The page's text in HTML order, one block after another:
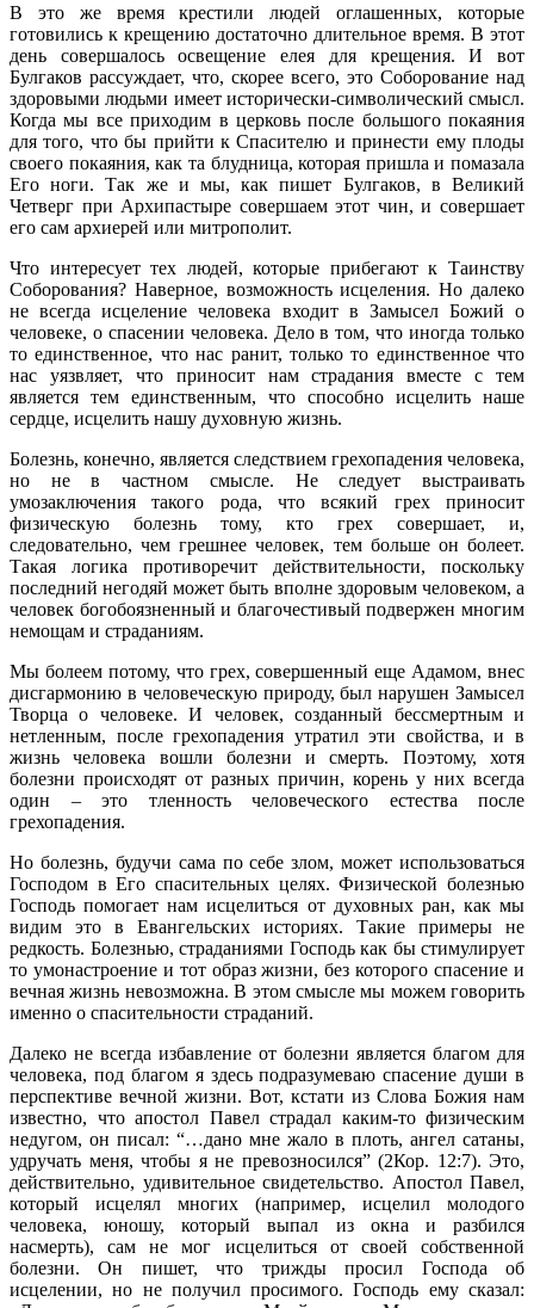
В это же время крестили людей оглашенных, которые
готовились к крещению достаточно длительное время. В этот
день совершалось освещение елея для крещения. И вот
Булгаков рассуждает, что, скорее всего, это Соборование над
здоровыми людьми имеет исторически-символический смысл.
Когда мы все приходим в церковь после большого покаяния
для того, что бы прийти к Спасителю и принести ему плоды
своего покаяния, как та блудница, которая пришла и помазала
Его ноги. Так же и мы, как пишет Булгаков, в Великий
Четверг при Архипастыре совершаем этот чин, и совершает
его сам архиерей или митрополит.
Что интересует тех людей, которые прибегают к Таинству
Соборования? Наверное, возможность исцеления. Но далеко
не всегда исцеление человека входит в Замысел Божий о
человеке, о спасении человека. Дело в том, что иногда только
то единственное, что нас ранит, только то единственное что
нас уязвляет, что приносит нам страдания вместе с тем
является тем единственным, что способно исцелить наше
сердце, исцелить нашу духовную жизнь.
Болезнь, конечно, является следствием грехопадения человека,
но не в частном смысле. Не следует выстраивать
умозаключения такого рода, что всякий грех приносит
физическую болезнь тому, кто грех совершает, и,
следовательно, чем грешнее человек, тем больше он болеет.
Такая логика противоречит действительности, поскольку
последний негодяй может быть вполне здоровым человеком, а
человек богобоязненный и благочестивый подвержен многим
немощам и страданиям.
Мы болеем потому, что грех, совершенный еще Адамом, внес
дисгармонию в человеческую природу, был нарушен Замысел
Творца о человеке. И человек, созданный бессмертным и
нетленным, после грехопадения утратил эти свойства, и в
жизнь человека вошли болезни и смерть. Поэтому, хотя
болезни происходят от разных причин, корень у них всегда
один – это тленность человеческого естества после
грехопадения.
Но болезнь, будучи сама по себе злом, может использоваться
Господом в Его спасительных целях. Физической болезнью
Господь помогает нам исцелиться от духовных ран, как мы
видим это в Евангельских историях. Такие примеры не
редкость. Болезнью, страданиями Господь как бы стимулирует
то умонастроение и тот образ жизни, без которого спасение и
вечная жизнь невозможна. В этом смысле мы можем говорить
именно о спасительности страданий.
Далеко не всегда избавление от болезни является благом для
человека, под благом я здесь подразумеваю спасение души в
перспективе вечной жизни. Вот, кстати из Слова Божия нам
известно, что апостол Павел страдал каким-то физическим
недугом, он писал: “…дано мне жало в плоть, ангел сатаны,
удручать меня, чтобы я не превозносился” (2Кор. 12:7). Это,
действительно, удивительное свидетельство. Апостол Павел,
который исцелял многих (например, исцелил молодого
человека, юношу, который выпал из окна и разбился
насмерть), сам не мог исцелиться от своей собственной
болезни. Он пишет, что трижды просил Господа об
исцелении, но не получил просимого. Господь ему сказал: